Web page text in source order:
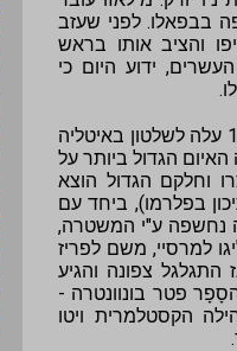
בבפאלו. לפני שעזב
למחליפו והציב אותו בראש
ידוע היום כי
בשנת 1924 ברח מסיציליה ג'וזף בוננו, בנו של סלווטורה בוננו. בשנת 1922 עלה לשלטון באיטליה
הגדול ביותר על
וחלקם הגדול הוצא
בפלרמו), ביחד עם
נחשפה ע"י המשטרה,
למרסיי, משם לפריז
התגלגל צפונה והגיע
הסָפָר פטר בונוונטרה -
הקסטלמרית ויטו